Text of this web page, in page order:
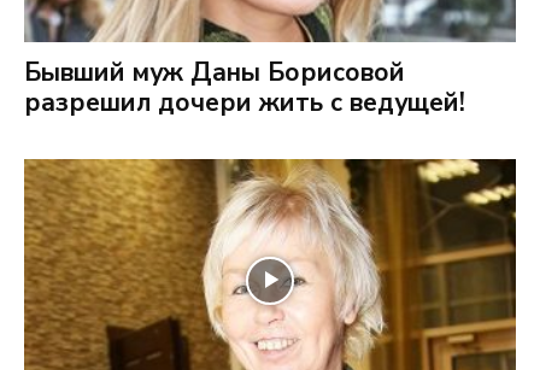
Бывший муж Даны Борисовой
разрешил дочери жить с ведущей!